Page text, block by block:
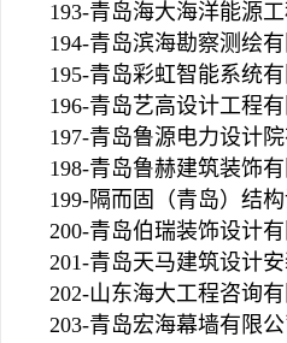
193-青岛海大海洋能源
194-青岛滨海勘察测绘有
195-青岛彩虹智能系统有
196-青岛艺高设计工程有
197-青岛鲁源电力设计
198-青岛鲁赫建筑装饰有
199-隔而固（青岛）结
200-青岛伯瑞装饰设计有
201-青岛天马建筑设计
202-山东海大工程咨询有
203-青岛宏海幕墙有限公